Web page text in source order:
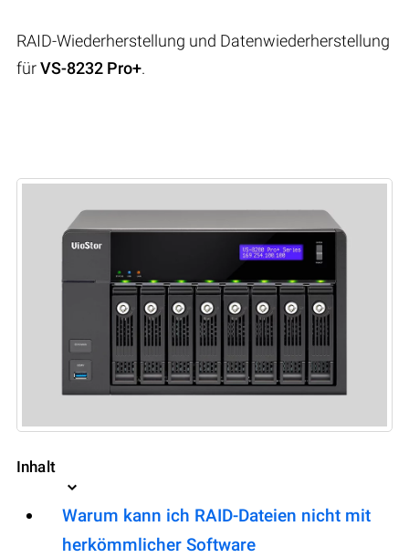
RAID-Wiederherstellung und Datenwiederherstellung
fürVS-8232 Pro+.
Inhalt
Warum kann ich RAID-Dateien nicht mit
herkömmlicher Software